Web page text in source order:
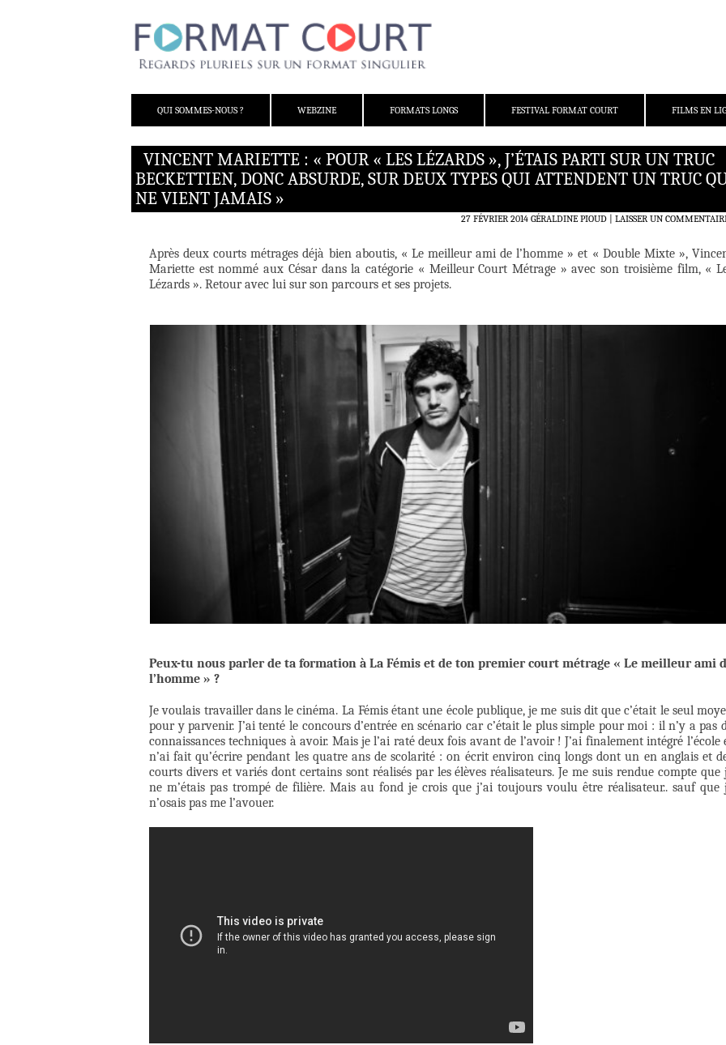
QUI SOMMES-NOUS ?
WEBZINE FORMATS LONGS FESTIVAL FORMAT COURT FILMS EN
VINCENT MARIETTE : « POUR « LES LÉZARDS », J’ÉTAIS PARTI SUR UN TRUC
BECKETTIEN, DONC ABSURDE, SUR DEUX TYPES QUI ATTENDENT UN TRUC
NE VIENT JAMAIS »
27 FÉVRIER 2014 GÉRALDINE PIOUD LAISSER UN
Après deux courts métrages déjà bien aboutis, « Le meilleur ami de l’homme » et « Double Mixte »,
Mariette est nommé aux César dans la catégorie « Meilleur Court Métrage » avec son troisième film, «
Lézards ». Retour avec lui sur son parcours et ses projets.
Peux-tu nous parler de ta formation à La Fémis et de ton premier court métrage « Le meilleur ami
l’homme » ?
Je voulais travailler dans le cinéma. La Fémis étant une école publique, je me suis dit que c’était le seul
pour y parvenir. J’ai tenté le concours d’entrée en scénario car c’était le plus simple pour moi : il n’y a pas
connaissances techniques à avoir. Mais je l’ai raté deux fois avant de l’avoir ! J’ai finalement intégré l’école
n’ai fait qu’écrire pendant les quatre ans de scolarité : on écrit environ cinq longs dont un en anglais et
courts divers et variés dont certains sont réalisés par les élèves réalisateurs. Je me suis rendue compte que
ne m’étais pas trompé de filière. Mais au fond je crois que j’ai toujours voulu être réalisateur.. sauf que
n’osais pas me l’avouer.